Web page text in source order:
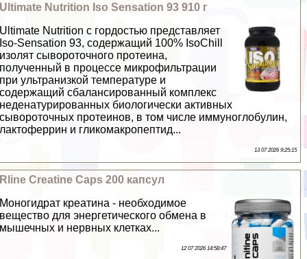
Ultimate Nutrition Iso Sensation 93 910 г
Ultimate Nutrition с гордостью представляет
Iso-Sensation 93, содержащий 100% IsoChill
изолят сывороточного протеина,
полученный в процессе микрофильтрации
при ультранизкой температуре и
содержащий сбалансированный комплекс
неденатурированных биологически активных
сывороточных протеинов, в том числе иммуноглобулин,
лактоферрин и гликомакропептид...
13 07 2026 9:25:15
Rline Creatine Caps 200 капсул
Моногидрат креатина - необходимое
вещество для энергетического обмена в
мышечных и нервных клетках...
12 07 2026 14:58:47